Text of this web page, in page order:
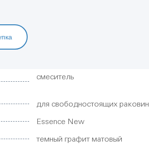
смеситель
для свободностоящих раковин
Essence New
темный графит матовый